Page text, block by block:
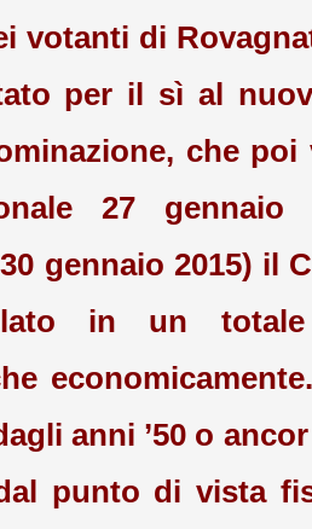
votanti di
per il sì al
che
27
gennaio 2015) il
in un
anni ’50 o
punto di vista